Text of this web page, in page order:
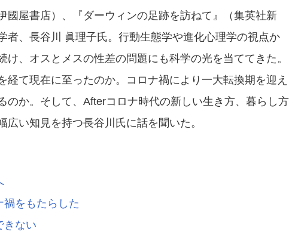
公共・安全・安心
國屋書店）、『ダーウィンの足跡を訪ねて』（集英社新
者、長谷川 眞理子氏。行動生態学や進化心理学の視点か
、オスとメスの性差の問題にも科学の光を当ててきた。
経て現在に至ったのか。コロナ禍により一大転換期を迎え
のか。そして、Afterコロナ時代の新しい生き方、暮らし方
い知見を持つ長谷川氏に話を聞いた。
禍をもたらした
きない